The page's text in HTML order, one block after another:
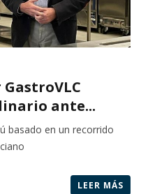
ante...
basado en un recorrido
LEER MÁS